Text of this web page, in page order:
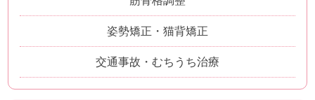
姿勢矯正・猫背矯正
交通事故・むちうち治療